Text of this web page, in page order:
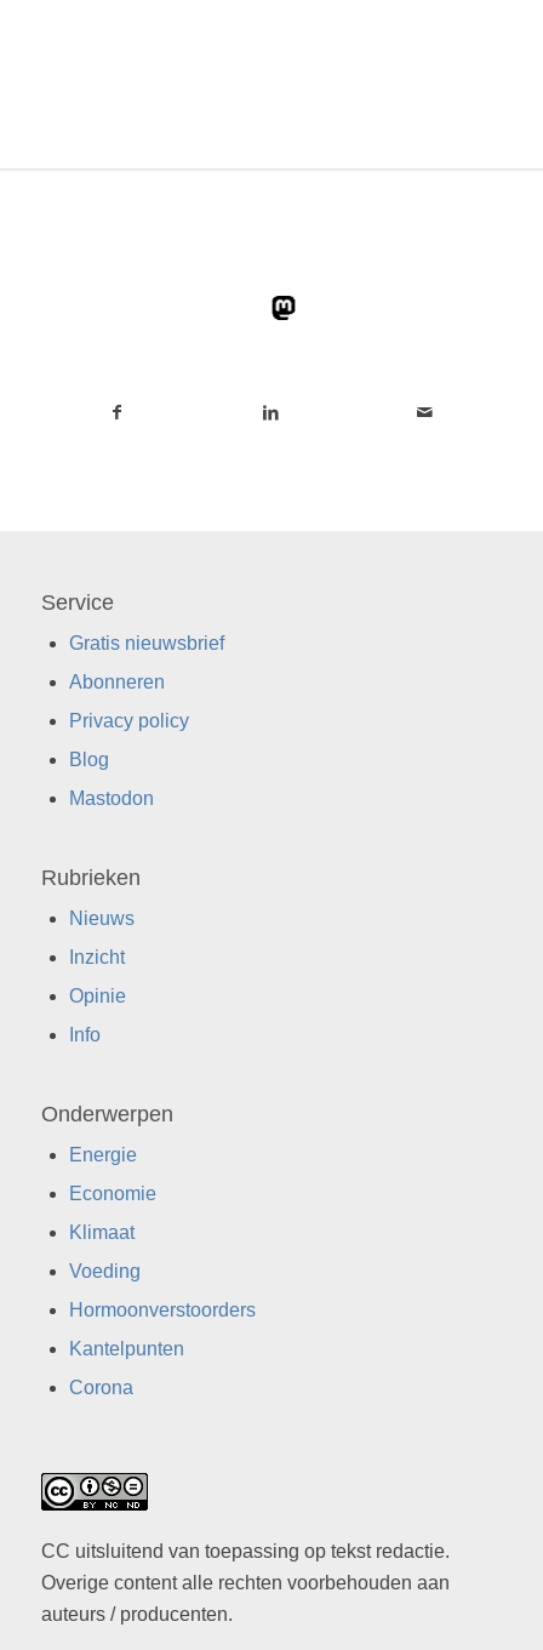
Service
Gratis nieuwsbrief
Abonneren
Privacy policy
Blog
Mastodon
Rubrieken
Nieuws
Inzicht
Opinie
Info
Onderwerpen
Energie
Economie
Klimaat
Voeding
Hormoonverstoorders
Kantelpunten
Corona
CC uitsluitend van toepassing op tekst redactie.
Overige content alle rechten voorbehouden aan
auteurs / producenten.